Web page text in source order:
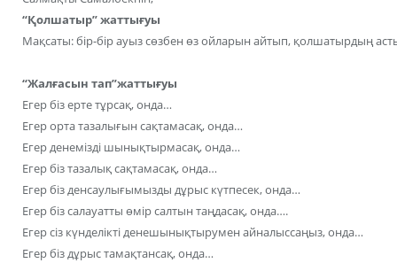
“Қолшатыр” жаттығуы
Мақсаты: бір-бір ауыз сөзбен өз ойларын айтып, қолшатырдың
“Жалғасын тап”жаттығуы
Егер біз ерте тұрсақ, онда…
Егер орта тазалығын сақтамасақ, онда…
Егер денемізді шынықтырмасақ, онда…
Егер біз тазалық сақтамасақ, онда…
Егер біз денсаулығымызды дұрыс күтпесек, онда…
Егер біз салауатты өмір салтын таңдасақ, онда….
Егер сіз күнделікті денешынықтырумен айналыссаңыз, онда…
Егер біз дұрыс тамақтансақ, онда…